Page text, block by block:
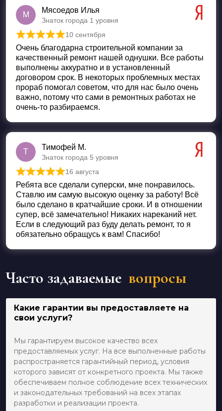
М
Мясоедов Илья
Знаток города 1 уровня
Оценка5 из 5
10 сентября
Очень благодарна строительной компании за
качественный ремонт нашей однушки. Все работы
выполнены аккуратно и в установленный
договором срок. В некоторых проблемных местах
прораб помогал советом, что для нас было очень
важно, потому что сами в ремонтных работах не
очень-то разбираемся.
Т
Тимофей М.
Знаток города 5 уровня
Оценка5 из 5
16 августа
Ребята все сделали суперски, мне понравилось.
Ставлю им самую высокую оценку за работу! Всё
было сделано в кратчайшие сроки. И в отношении
супер, всё замечательно! Никаких нареканий нет.
Если в следующий раз буду делать ремонт, то я
обязательно обращусь к вам! Спасибо!
Часто задаваемые вопросы
Какие гарантии вы предоставляете на
свои услуги?
Мы гарантируем высокое качество всех
предоставляемых услуг. На все выполненные работы
распространяется гарантийный период, условия
которого зависят от конкретного проекта. Мы также
обеспечиваем полное соблюдение всех технических
и законодательных требований на всех этапах
разработки и реализации проекта.